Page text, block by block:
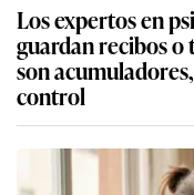
Los expertos en
guardan recibos o
son
control